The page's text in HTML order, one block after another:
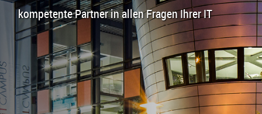
kompetente Partner in allen Fragen Ihrer IT